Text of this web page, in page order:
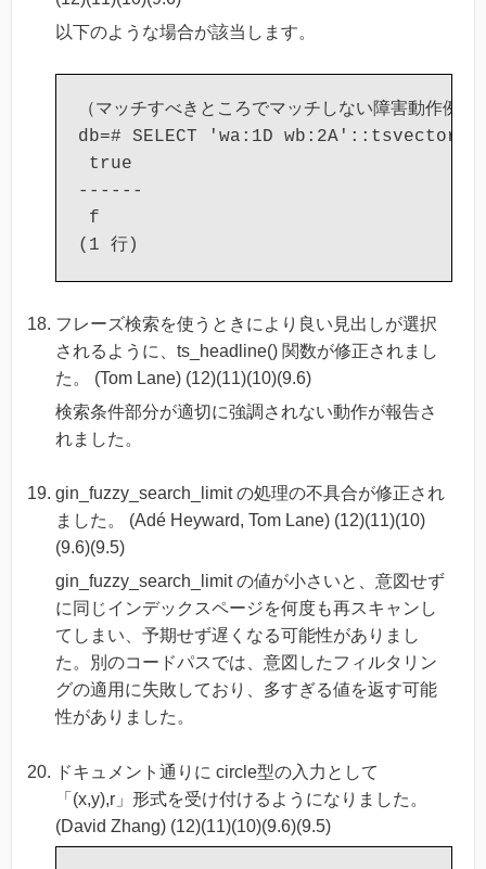
以下のような場合が該当します。
（マッチすべきところでマッチしない障害動作例）
db=# SELECT 'wa:1D
true
------
f
フレーズ検索を使うときにより良い見出しが選択
されるように、ts_headline() 関数が修正されまし
た。 (Tom Lane) (12)(11)(10)(9.6)
検索条件部分が適切に強調されない動作が報告さ
れました。
gin_fuzzy_search_limit の処理の不具合が修正され
ました。 (Adé Heyward, Tom Lane) (12)(11)(10)
(9.6)(9.5)
gin_fuzzy_search_limit の値が小さいと、意図せず
に同じインデックスページを何度も再スキャンし
てしまい、予期せず遅くなる可能性がありまし
た。別のコードパスでは、意図したフィルタリン
グの適用に失敗しており、多すぎる値を返す可能
性がありました。
ドキュメント通りに circle型の入力として
「(x,y),r」形式を受け付けるようになりました。
(David Zhang) (12)(11)(10)(9.6)(9.5)